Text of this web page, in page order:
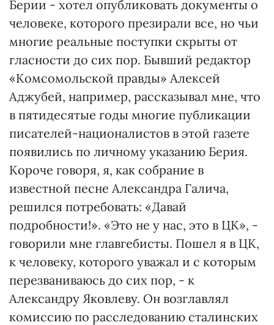
Берии - хотел опубликовать документы о
человеке, которого презирали все, но чьи
многие реальные поступки скрыты от
гласности до сих пор. Бывший редактор
«Комсомольской правды» Алексей
Аджубей, например, рассказывал мне, что
в пятидесятые годы многие публикации
писателей-националистов в этой газете
появились по личному указанию Берия.
Короче говоря, я, как собрание в
известной песне Александра Галича,
решился потребовать: «Давай
подробности!». «Это не у нас, это в ЦК», -
говорили мне главгебисты. Пошел я в ЦК,
к человеку, которого уважал и с которым
перезваниваюсь до сих пор, - к
Александру Яковлеву. Он возглавлял
комиссию по расследованию сталинских